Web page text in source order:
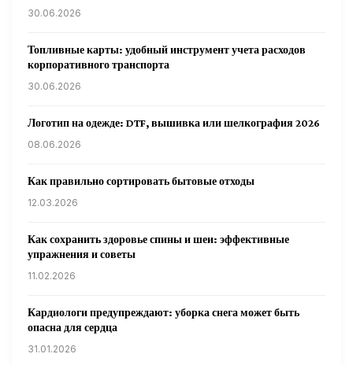
30.06.2026
Топливные карты: удобный инструмент учета расходов
корпоративного транспорта
30.06.2026
Логотип на одежде: DTF, вышивка или шелкография 2026
08.06.2026
Как правильно сортировать бытовые отходы
12.03.2026
Как сохранить здоровье спины и шеи: эффективные
упражнения и советы
11.02.2026
Кардиологи предупреждают: уборка снега может быть
опасна для сердца
31.01.2026